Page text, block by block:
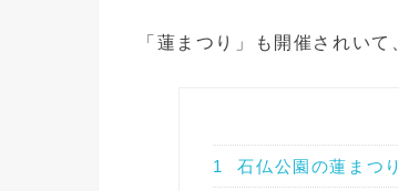
「蓮まつり」も開催されいて
1 石仏公園の蓮まつ